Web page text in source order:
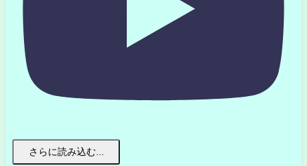
さらに読み込む...